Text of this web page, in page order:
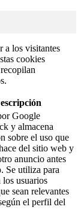
a los visitantes
cookies
Google
y almacena
sobre el uso que
del sitio web y
anuncio antes
Se utiliza para
los usuarios
sean relevantes
el perfil del